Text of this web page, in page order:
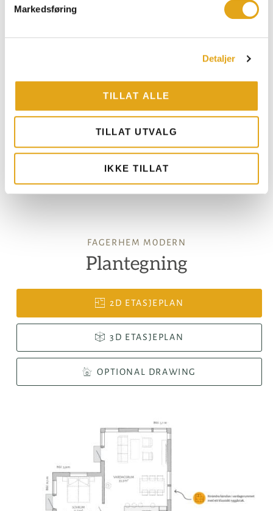
Markedsføring
Detaljer
TILLAT ALLE
TILLAT UTVALG
IKKE TILLAT
Fagerhem Klassisk
Bruksareal 120 m2 Etasjer 1
4 rom og kjøkken
Serie Flex
FAGERHEM MODERN
Plantegning
2D ETASJEPLAN
3D ETASJEPLAN
OPTIONAL DRAWING